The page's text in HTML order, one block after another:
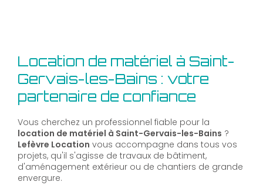
Location de matériel à Saint-
Gervais-les-Bains : votre
partenaire de confiance
Vous cherchez un professionnel fiable pour la
location de matériel à Saint-Gervais-les-Bains ?
Lefèvre Location vous accompagne dans tous vos
projets, qu'il s'agisse de travaux de bâtiment,
d'aménagement extérieur ou de chantiers de grande
envergure.